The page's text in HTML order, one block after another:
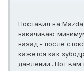
Поставил на
накачиваю
назад - после
кажется как
давлении...Вот вам